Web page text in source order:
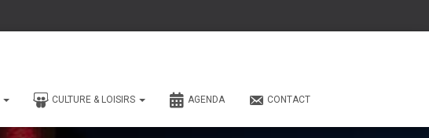
CULTURE & LOISIRS AGENDA CONTACT